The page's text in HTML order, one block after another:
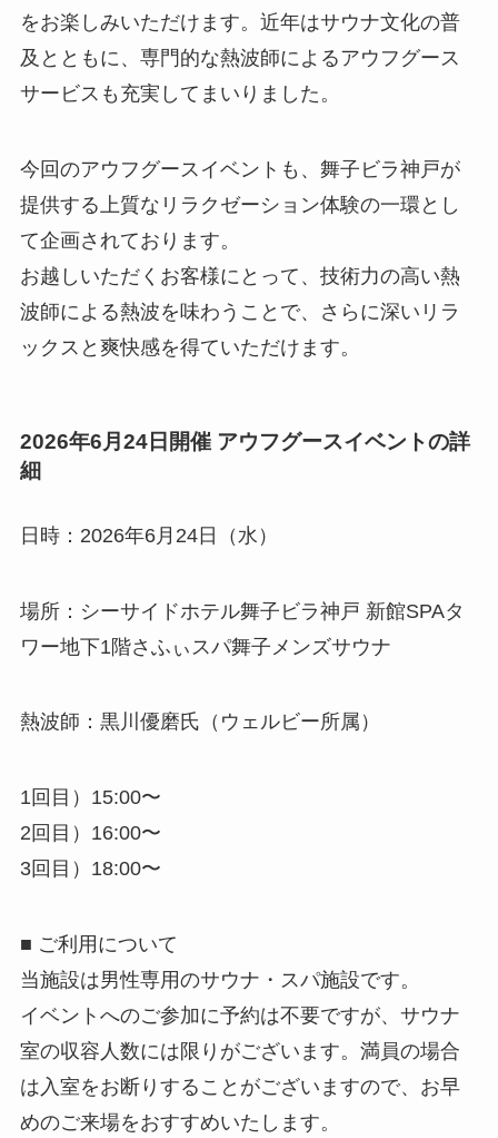
をお楽しみいただけます。近年はサウナ文化の普
及とともに、専門的な熱波師によるアウフグース
サービスも充実してまいりました。
今回のアウフグースイベントも、舞子ビラ神戸が
提供する上質なリラクゼーション体験の一環とし
て企画されております。
お越しいただくお客様にとって、技術力の高い熱
波師による熱波を味わうことで、さらに深いリラ
ックスと爽快感を得ていただけます。
2026年6月24日開催 アウフグースイベントの詳
細
日時：2026年6月24日（水）
場所：シーサイドホテル舞子ビラ神戸 新館SPAタ
ワー地下1階さふぃスパ舞子メンズサウナ
熱波師：黒川優磨氏（ウェルビー所属）
1回目）15:00〜
2回目）16:00〜
3回目）18:00〜
■ ご利用について
当施設は男性専用のサウナ・スパ施設です。
イベントへのご参加に予約は不要ですが、サウナ
室の収容人数には限りがございます。満員の場合
は入室をお断りすることがございますので、お早
めのご来場をおすすめいたします。